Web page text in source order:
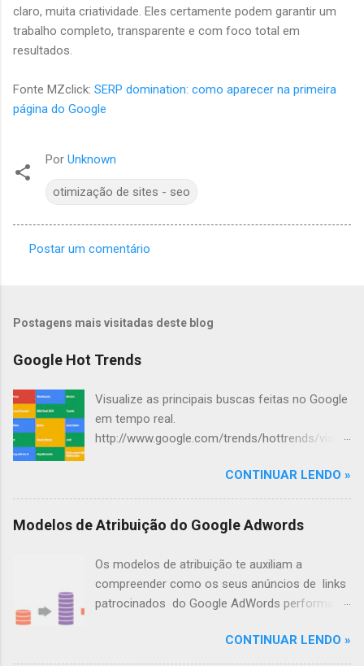
claro, muita criatividade. Eles certamente podem garantir um
trabalho completo, transparente e com foco total em
resultados.
Fonte MZclick: SERP domination: como aparecer na primeira
página do Google
Por Unknown
otimização de sites - seo
n
á
r
i
Postar um comentário
Postagens mais visitadas deste blog
Google Hot Trends
Visualize as principais buscas feitas no Google
em tempo real.
http://www.google.com/trends/hottrends/visual
CONTINUAR LENDO »
Modelos de Atribuição do Google Adwords
Os modelos de atribuição te auxiliam a
compreender como os seus anúncios de links
patrocinados do Google AdWords performam,
Ilustrando os Modelos de Atribuição Você vai a
uma lanchonete e decide comer tudo o que
CONTINUAR LENDO »